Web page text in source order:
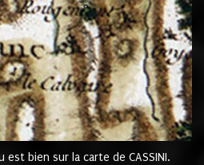
est bien sur la carte de CASSINI.